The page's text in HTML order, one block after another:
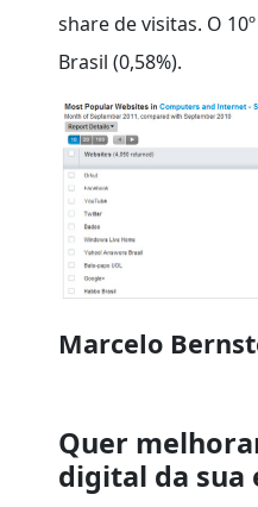
share de visitas. O
Brasil (0,58%).
Marcelo
Quer
digital da sua